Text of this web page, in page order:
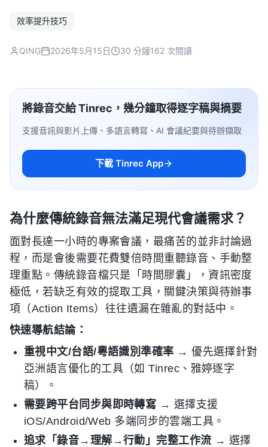
效率提升技巧
QING 2026年5月15日 30 分鐘162 次閱讀
將錄音交給 Tinrec，幾分鐘取得逐字稿與摘要
支援音訊與影片上傳、多語言轉寫、AI 會議紀要與待辦擷取
下載 Tinrec App
為什麼傳統錄音無法滿足現代會議需求？
面對長達一小時的專案會議，最痛苦的並非討論過
程，而是會後需要花費雙倍時間重聽錄音、手動整
理重點。傳統錄音檔只是「時間膠囊」，資訊密度
極低，若缺乏有效的提取工具，關鍵決策與待辦事
項（Action Items）往往遺漏在雜亂的對話中。
快速導航結論：
重視中文/台語/粵語識別準確率 → 優先選擇針對
亞洲語言優化的工具（如 Tinrec、雅婷逐字
稿）。
需要跨平台同步與即時轉寫 → 選擇支援
iOS/Android/Web 多端同步的雲端工具。
追求「錄音→理解→行動」完整工作流 → 選擇